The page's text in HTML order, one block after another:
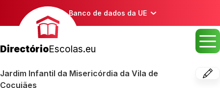
Banco de dados da UE
DirectórioEscolas.eu
Jardim Infantil da Misericórdia da Vila de
Cocujães